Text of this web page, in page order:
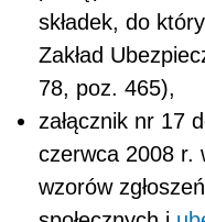
składek, do
Zakład
78, poz. 465),
załącznik nr 17
czerwca 2008 r.
wzorów